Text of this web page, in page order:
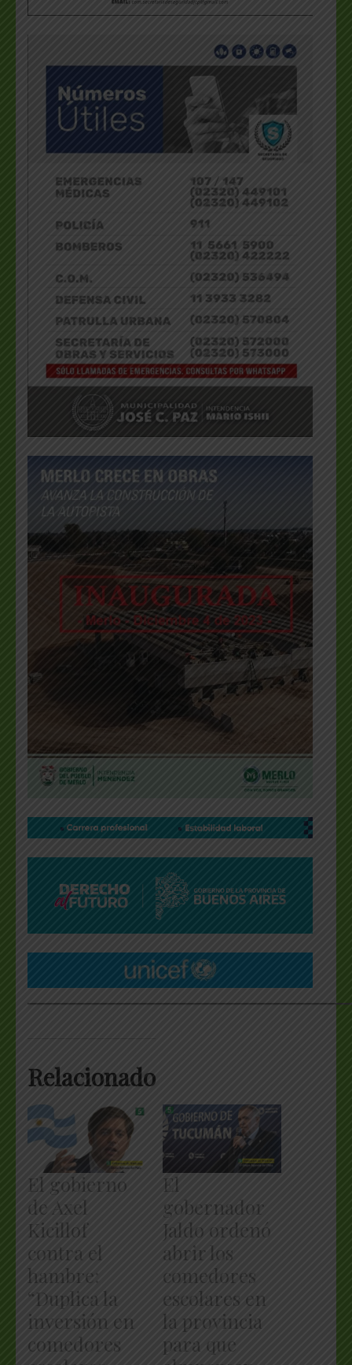
Relacionado
El gobierno
de Axel
Kicillof
contra el
hambre:
“Duplica la
inversión en
comedores
El
gobernador
Jaldo ordenó
abrir los
comedores
escolares en
la provincia
para que